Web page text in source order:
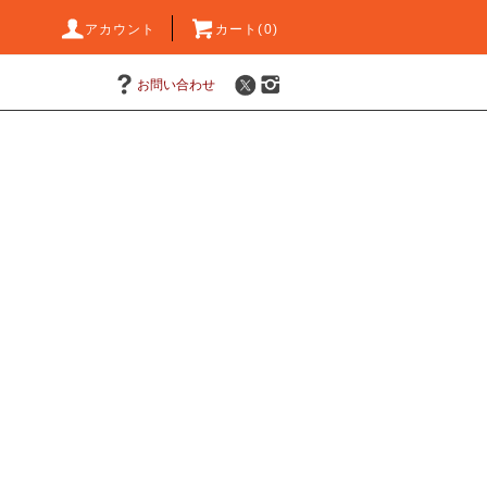
アカウント カート(0)
お問い合わせ